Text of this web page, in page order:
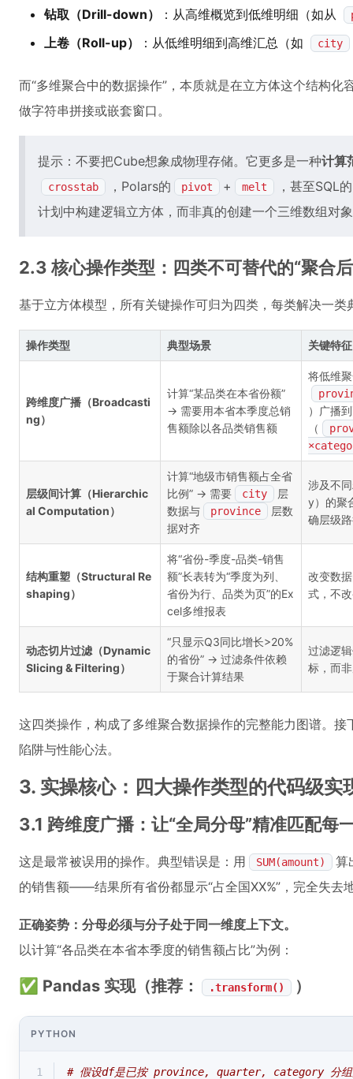
钻取（Drill-down）
：从高维概览到低维明细（如从
上卷（Roll-up） ：从低维明细到高维汇总（如 city
而“多维聚合中的数据操作”，本质就是在立方体这个结构
做字符串拼接或嵌套窗口。
提示：不要把Cube想象成物理存储。它更多是一种计算
crosstab ，Polars的 pivot + melt
，甚至SQL的
计划中构建逻辑立方体，而非真的创建一个三维数组对
2.3 核心操作类型：四类不可替代的“聚合
基于立方体模型，所有关键操作可归为四类，每类解决一类
操作类型 典型场景 关键特征
跨维度广播（Broadcasti
ng）
计算“某品类在本省份额”
→ 需要用本省本季度总销
售额除以各品类销售额
将低维
）广播
（
层级间计算（Hierarchic
al Computation）
计算“地级市销售额占全省
比例” → 需要
city
层
数据与
province
层数
据对齐
涉及不
y）的聚
确层级
结构重塑（Structural Re
shaping）
将“省份-季度-品类-销售
额”长表转为“季度为列、
省份为行、品类为页”的Ex
cel多维报表
改变数
式，不
动态切片过滤（Dynamic
Slicing & Filtering）
“只显示Q3同比增长>20%
的省份” → 过滤条件依赖
于聚合计算结果
过滤逻
标，而
这四类操作，构成了多维聚合数据操作的完整能力图谱。
陷阱与性能心法。
3. 实操核心：四大操作类型的代码级实
3.1 跨维度广播：让“全局分母”精准匹配每
这是最常被误用的操作。典型错误是：用 SUM(amount)
算
的销售额——结果所有省份都显示“占全国XX%”，完全失去
正确姿势：分母必须与分子处于同一维度上下文。
以计算“各品类在本省本季度的销售额占比”为例：
✅ Pandas 实现（推荐： .transform() ）
PYTHON
1 # 假设df是已按 province, quarter, category 分组